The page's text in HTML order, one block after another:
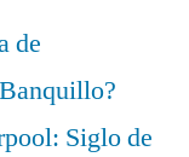
de
Siglo de